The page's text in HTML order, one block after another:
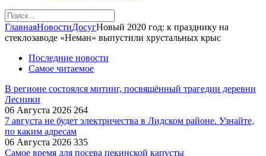
ГлавнаяНовостиДосугНовый 2020 год: к празднику на
стеклозаводе «Неман» выпустили хрустальных крыс
Последние новости
Самое читаемое
В регионе состоялся митинг, посвящённый трагедии деревни
Лесники
06 Августа 2026 264
7 августа не будет электричества в Лидском районе. Узнайте,
по каким адресам
06 Августа 2026 335
Самое время для посева пекинской капусты